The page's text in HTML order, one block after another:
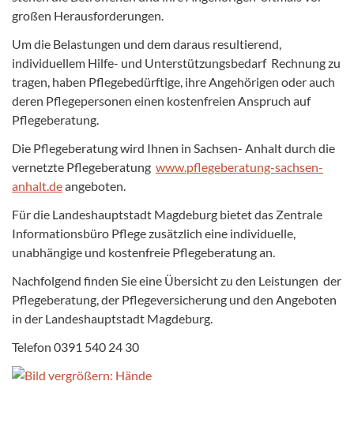
großen Herausforderungen.
Um die Belastungen und dem daraus resultierend,
individuellem Hilfe- und Unterstützungsbedarf Rechnung zu
tragen, haben Pflegebedürftige, ihre Angehörigen oder auch
deren Pflegepersonen einen kostenfreien Anspruch auf
Pflegeberatung.
Die Pflegeberatung wird Ihnen in Sachsen- Anhalt durch die
vernetzte Pflegeberatung www.pflegeberatung-sachsen-
anhalt.deangeboten.
Für die Landeshauptstadt Magdeburg bietet das Zentrale
Informationsbüro Pflege zusätzlich eine individuelle,
unabhängige und kostenfreie Pflegeberatung an.
Nachfolgend finden Sie eine Übersicht zu den Leistungen der
Pflegeberatung, der Pflegeversicherung und den Angeboten
in der Landeshauptstadt Magdeburg.
Telefon 0391 540 24 30